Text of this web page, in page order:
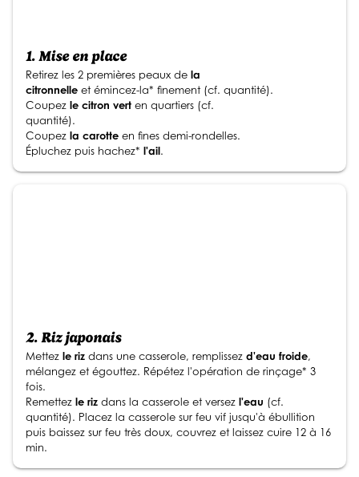
1. Mise en place
Retirez les 2 premières peaux de la
citronnelle et émincez-la* finement (cf. quantité).
Coupez le citron vert en quartiers (cf.
quantité).
Coupez la carotte en fines demi-rondelles.
Épluchez puis hachez* l'ail.
2. Riz japonais
Mettez le riz dans une casserole, remplissez d'eau froide,
mélangez et égouttez. Répétez l'opération de rinçage* 3
fois.
Remettez le riz dans la casserole et versez l'eau (cf.
quantité). Placez la casserole sur feu vif jusqu'à ébullition
puis baissez sur feu très doux, couvrez et laissez cuire 12 à 16
min.